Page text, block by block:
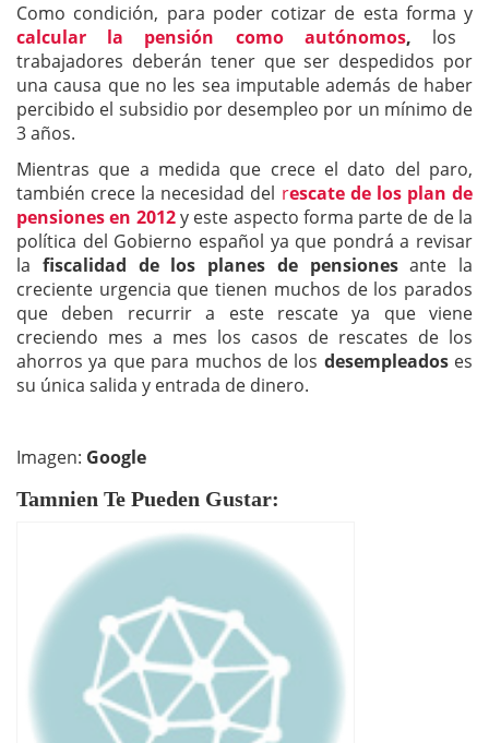
Como condición, para poder cotizar de esta forma y
calcular la pensión como autónomos, los
trabajadores deberán tener que ser despedidos por
una causa que no les sea imputable además de haber
percibido el subsidio por desempleo por un mínimo de
3 años.
Mientras que a medida que crece el dato del paro,
también crece la necesidad del rescate de los plan de
pensiones en 2012y este aspecto forma parte de de la
política del Gobierno español ya que pondrá a revisar
la fiscalidad de los planes de pensionesante la
creciente urgencia que tienen muchos de los parados
que deben recurrir a este rescate ya que viene
creciendo mes a mes los casos de rescates de los
ahorros ya que para muchos de los desempleadoses
su única salida y entrada de dinero.
Imagen: Google
Tamnien Te Pueden Gustar: